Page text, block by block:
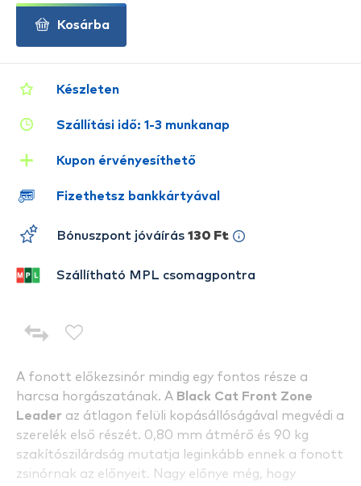
A fonott előkezsinór mindig egy fontos része a
harcsa horgászatának. A Black Cat Front Zone
Leader az átlagon felüli kopásállóságával megvédi a
szerelék első részét. 0,80 mm átmérő és 90 kg
szakítószilárdság mutatja leginkább ennek a fonott
zsinórnak az előnyeit. Nagy előnye még, hogy
Készleten
Szállítási idő: 1-3 munkanap
Kupon érvényesíthető
Fizethetsz bankkártyával
Bónuszpont jóváírás 130 Ft
Szállítható MPL csomagpontra
Kosárba